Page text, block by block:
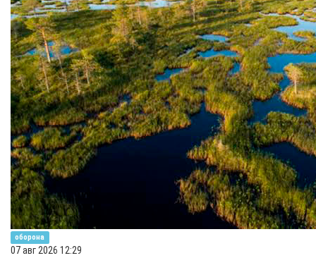
оборона
07 авг 2026 12:29